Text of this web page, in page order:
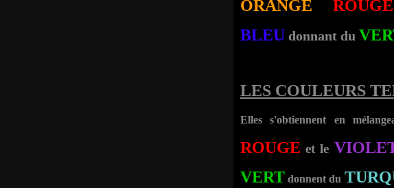
ORANGE ROUGE
BLEU donnant du
LES COULEURS
Elles s'obtiennent en
ROUGE et le
VERT donnent du